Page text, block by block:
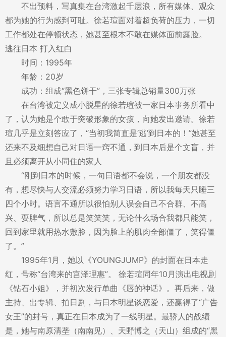
不出预料，写真集在台湾激起千层浪，所有媒体、观众
都为她的行为感到可耻。徐若瑄面对着超负荷的压力，一切
工作都处在停顿状态，她甚至根本不敢在媒体面前露脸。
逃往日本 打入红白
时间：1995年
年龄：20岁
成功：组成“黑色饼干”，三张专辑总销量300万张
在台湾被定义成小脱星的徐若瑄被一家日本事务所看中
了，认为她是个敢于突破形象的女孩，向她发出邀请。徐若
瑄几乎是立刻答应了，“当初我简直是‘逃’到日本的！”她甚至
还来不及细想自己对日语一窍不通，到日本后是个文盲，并
且必须离开从小同住的家人
“刚到日本的时候，一句日语都不会说，一个朋友都没
有，想尽快与人交流必须努力学习日语，所以我每天只睡三
四个小时。语言不通所以很怕别人误会自己不合群、不高
兴、耍脾气，所以总是笑笑笑，无论什么场合我都只能笑，
回到家里就用热水敷脸，因为脸上的肌肉全部僵了，笑得僵
了。”
1995年1月，她以《YOUNGJUMP》的封面在日本走
红，号称“台湾来的宫泽理惠”。 徐若瑄同年10月演出电视剧
《钻石小姐》，并初次发行单曲《唇的神话》。再后来，做
主持、出专辑、拍日剧，与日本明星谈恋爱，还赢得了“广告
女王”的封号，真正在日本成为了一线明星。最骄人的战绩
是，她与南原清垄（南南见）、天野博之（天山）组成的“黑